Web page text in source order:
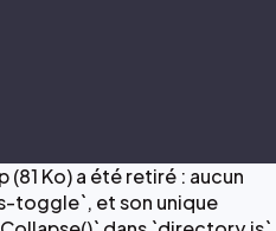
Ko) a été retiré : aucun
toggle`, et son unique